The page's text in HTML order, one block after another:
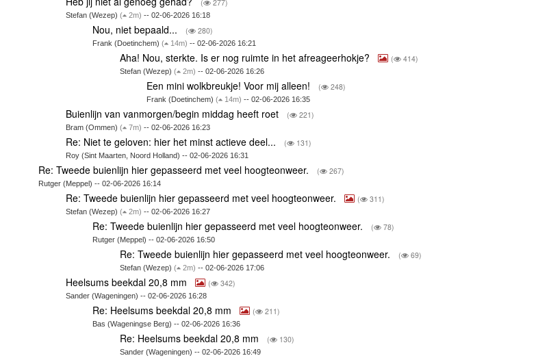
( 277)
Stefan (Wezep) ( 2m) -- 02-06-2026 16:18
Nou, niet bepaald... ( 280)
Frank (Doetinchem)( 14m) -- 02-06-2026 16:21
Aha! Nou, sterkte. Is er nog ruimte in het afreageerhokje? ( 414)
Stefan (Wezep) ( 2m) -- 02-06-2026 16:26
Een mini wolkbreukje! Voor mij alleen! ( 248)
Frank (Doetinchem)( 14m) -- 02-06-2026 16:35
Buienlijn van vanmorgen/begin middag heeft roet ( 221)
Bram (Ommen) ( 7m) -- 02-06-2026 16:23
Re: Niet te geloven: hier het minst actieve deel... ( 131)
Roy (Sint Maarten, Noord Holland) -- 02-06-2026 16:31
Re: Tweede buienlijn hier gepasseerd met veel hoogteonweer. ( 267)
Rutger (Meppel) -- 02-06-2026 16:14
Re: Tweede buienlijn hier gepasseerd met veel hoogteonweer. ( 311)
Stefan (Wezep) ( 2m) -- 02-06-2026 16:27
Re: Tweede buienlijn hier gepasseerd met veel hoogteonweer. ( 78)
Rutger (Meppel) -- 02-06-2026 16:50
Re: Tweede buienlijn hier gepasseerd met veel hoogteonweer. ( 69)
Stefan (Wezep) ( 2m) -- 02-06-2026 17:06
Heelsums beekdal 20,8 mm ( 342)
Sander (Wageningen) -- 02-06-2026 16:28
Re: Heelsums beekdal 20,8 mm ( 211)
Bas (Wageningse Berg) -- 02-06-2026 16:36
Re: Heelsums beekdal 20,8 mm ( 130)
Sander (Wageningen) -- 02-06-2026 16:49